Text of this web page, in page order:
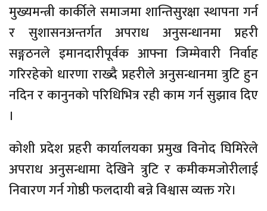
मुख्यमन्त्री कार्कीले समाजमा शान्तिसुरक्षा स्थापना गर्न
र सुशासनअन्तर्गत अपराध अनुसन्धानमा प्रहरी
सङ्गठनले इमानदारीपूर्वक आफ्ना जिम्मेवारी निर्वाह
गरिरहेको धारणा राख्दै प्रहरीले अनुसन्धानमा त्रुटि हुन
नदिन र कानुनको परिधिभित्र रही काम गर्न सुझाव दिए
।
कोशी प्रदेश प्रहरी कार्यालयका प्रमुख विनोद घिमिरेले
अपराध अनुसन्धामा देखिने त्रुटि र कमीकमजोरीलाई
निवारण गर्न गोष्ठी फलदायी बन्ने विश्वास व्यक्त गरे।